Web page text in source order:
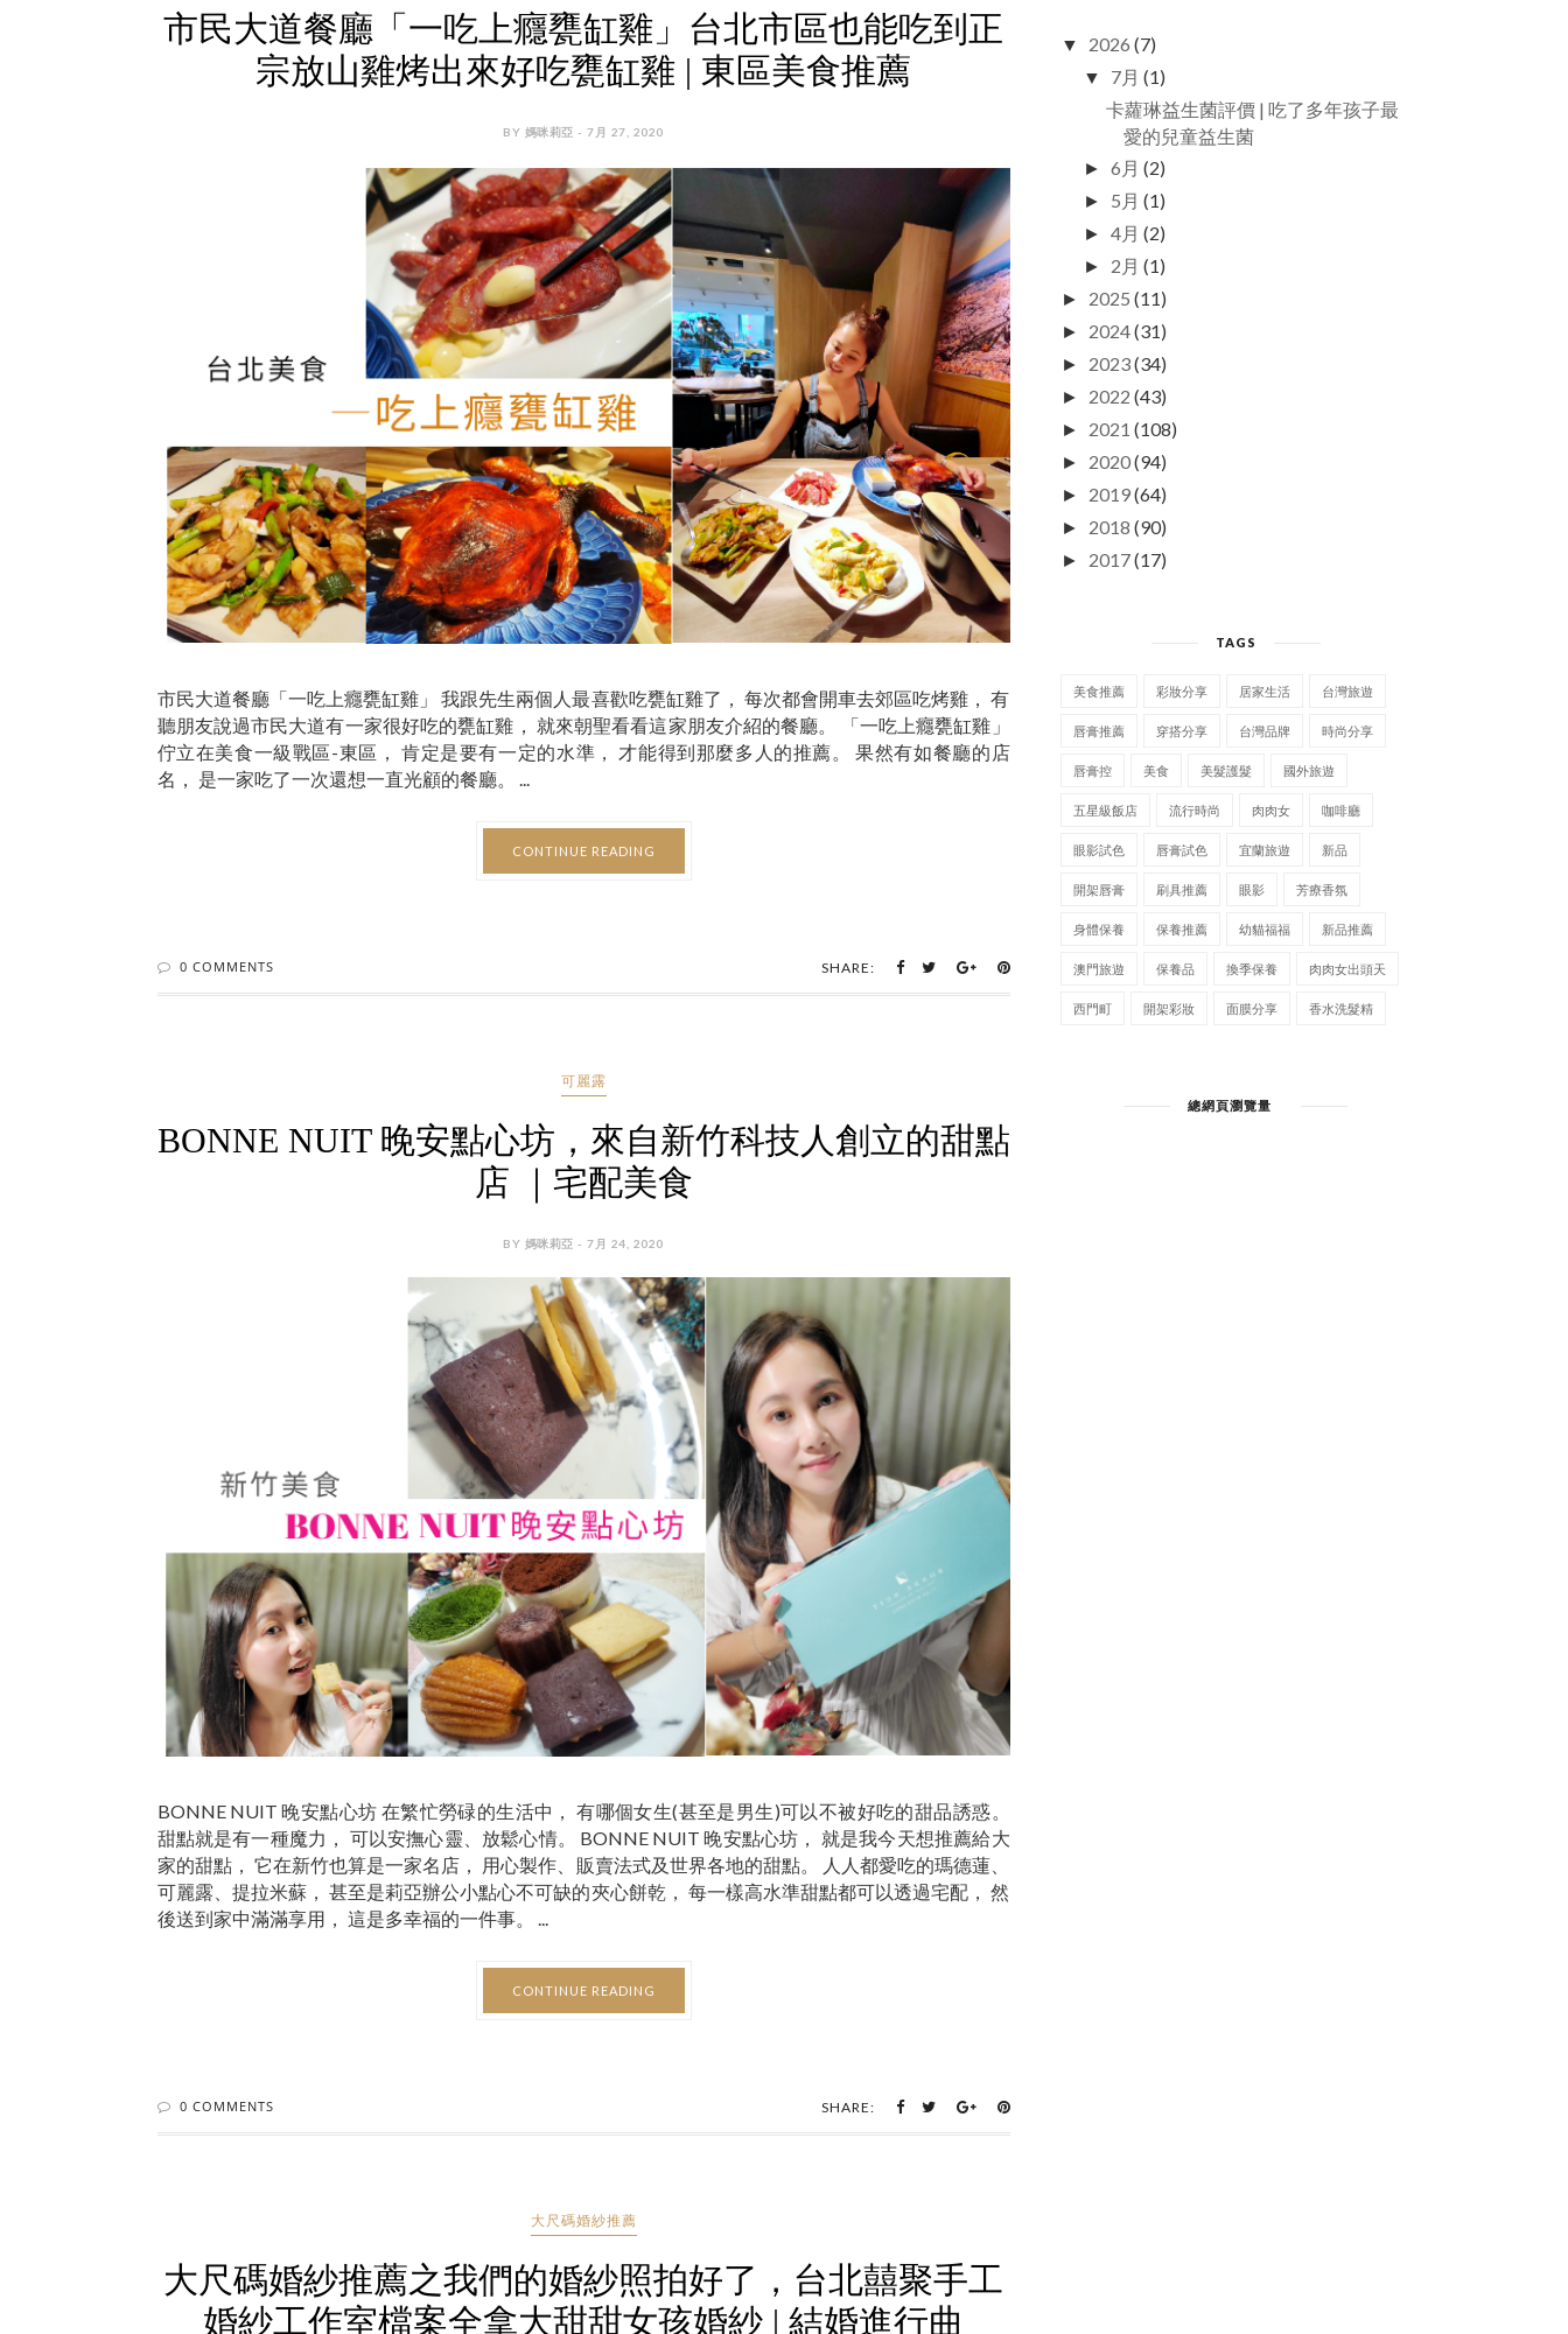
市民大道餐廳「一吃上癮甕缸雞」台北市區也能吃到正
宗放山雞烤出來好吃甕缸雞 | 東區美食推薦
BY 媽咪莉亞 - 7月 27, 2020
市民大道餐廳「一吃上癮甕缸雞」 我跟先生兩個人最喜歡吃甕缸雞了， 每次都會開車去郊區吃烤雞， 有
聽朋友說過市民大道有一家很好吃的甕缸雞， 就來朝聖看看這家朋友介紹的餐廳。 「一吃上癮甕缸雞」
佇立在美食一級戰區-東區， 肯定是要有一定的水準， 才能得到那麼多人的推薦。 果然有如餐廳的店
名， 是一家吃了一次還想一直光顧的餐廳。 ...
CONTINUE READING
0 COMMENTS SHARE:
可麗露
BONNE NUIT 晚安點心坊，來自新竹科技人創立的甜點
店 ｜宅配美食
BY 媽咪莉亞 - 7月 24, 2020
BONNE NUIT 晚安點心坊 在繁忙勞碌的生活中， 有哪個女生(甚至是男生)可以不被好吃的甜品誘惑。
甜點就是有一種魔力， 可以安撫心靈、放鬆心情。 BONNE NUIT 晚安點心坊， 就是我今天想推薦給大
家的甜點， 它在新竹也算是一家名店， 用心製作、販賣法式及世界各地的甜點。 人人都愛吃的瑪德蓮、
可麗露、提拉米蘇， 甚至是莉亞辦公小點心不可缺的夾心餅乾， 每一樣高水準甜點都可以透過宅配， 然
後送到家中滿滿享用， 這是多幸福的一件事。 ...
CONTINUE READING
0 COMMENTS SHARE:
大尺碼婚紗推薦
大尺碼婚紗推薦之我們的婚紗照拍好了，台北囍聚手工
婚紗工作室檔案全拿大甜甜女孩婚紗 | 結婚進行曲
▼ 2026 (7)
▼ 7月 (1)
卡蘿琳益生菌評價 | 吃了多年孩子最
愛的兒童益生菌
► 6月 (2)
► 5月 (1)
► 4月 (2)
► 2月 (1)
► 2025 (11)
► 2024(31)
► 2023(34)
► 2022 (43)
► 2021 (108)
► 2020(94)
► 2019(64)
► 2018 (90)
► 2017(17)
TAGS
美食推薦 彩妝分享 居家生活 台灣旅遊
唇膏推薦 穿搭分享 台灣品牌 時尚分享
唇膏控 美食 美髮護髮 國外旅遊
五星級飯店 流行時尚 肉肉女 咖啡廳
眼影試色 唇膏試色 宜蘭旅遊 新品
開架唇膏 刷具推薦 眼影 芳療香氛
身體保養 保養推薦 幼貓福福 新品推薦
澳門旅遊 保養品 換季保養 肉肉女出頭天
西門町 開架彩妝 面膜分享 香水洗髮精
總網頁瀏覽量